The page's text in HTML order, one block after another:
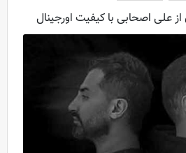
علی اصحابی با کیفیت اورجینال